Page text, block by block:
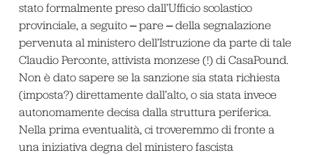
stato formalmente preso dall’Ufficio scolastico
provinciale, a seguito ‒ pare ‒ della segnalazione
pervenuta al ministero dell’Istruzione da parte di tale
Claudio Perconte, attivista monzese (!) di CasaPound.
Non è dato sapere se la sanzione sia stata richiesta
(imposta?) direttamente dall’alto, o sia stata invece
autonomamente decisa dalla struttura periferica.
Nella prima eventualità, ci troveremmo di fronte a
una iniziativa degna del ministero fascista